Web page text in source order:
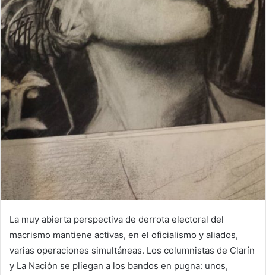
La muy abierta perspectiva de derrota electoral del
macrismo mantiene activas, en el oficialismo y aliados,
varias operaciones simultáneas. Los columnistas de Clarín
y La Nación se pliegan a los bandos en pugna: unos,